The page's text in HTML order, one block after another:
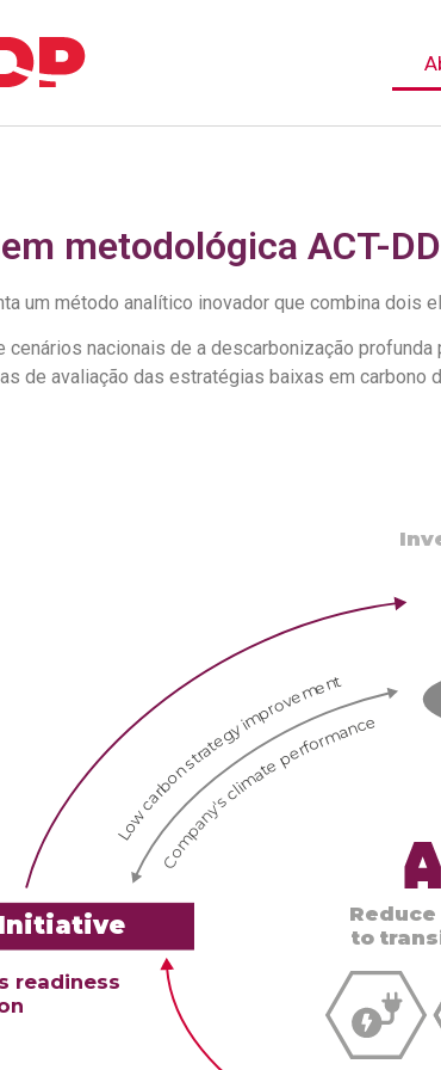
metodológica ACT-
um método analítico inovador que combina dois
cenários nacionais de a descarbonização
de avaliação das estratégias baixas em
to
readiness
Company's
climate performance
Low carbon strategy improvement